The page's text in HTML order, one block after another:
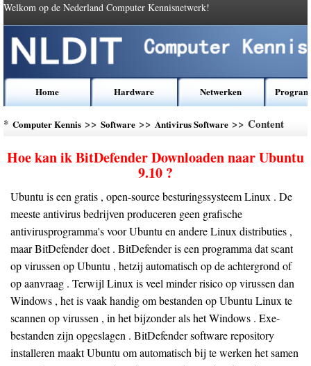
Welkom op de Nederland Computer Kennisnetwerk!
Home Hardware Netwerken
* Computer Kennis >> Software >> Antivirus Software >> Content
Hoe kan ik BitDefender Downloaden naar Ubuntu
9.10 ?
Ubuntu is een gratis , open-source besturingssysteem Linux . De
meeste antivirus bedrijven produceren geen grafische
antivirusprogramma's voor Ubuntu en andere Linux distributies ,
maar BitDefender doet . BitDefender is een programma dat scant
op virussen op Ubuntu , hetzij automatisch op de achtergrond of
op aanvraag . Terwijl Linux is veel minder risico op virussen dan
Windows , het is vaak handig om bestanden op Ubuntu Linux te
scannen op virussen , in het bijzonder als het Windows . Exe-
bestanden zijn opgeslagen . BitDefender software repository
installeren maakt Ubuntu om automatisch bij te werken het samen